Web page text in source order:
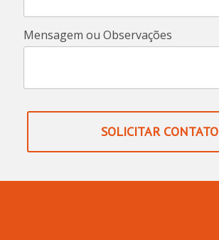
Mensagem ou Observações
SOLICITAR CONTATO